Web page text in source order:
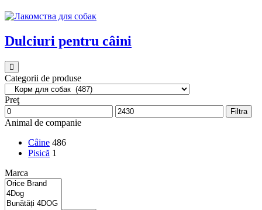
Dulciuri pentru câini
Categorii de produse
Preţ
Filtra
Animal de companie
Câine 486
Pisică 1
Marca